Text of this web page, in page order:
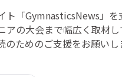
ス開発 フ
アニ
ト「GymnasticsNews」
アの大会まで幅広く取材
のためのご支援をお願いし